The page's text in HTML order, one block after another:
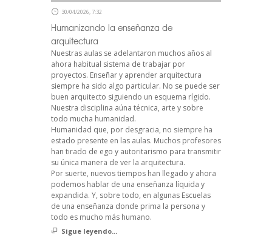
30/04/2026, 7:32
Humanizando la enseñanza de
arquitectura
Nuestras aulas se adelantaron muchos años al
ahora habitual sistema de trabajar por
proyectos. Enseñar y aprender arquitectura
siempre ha sido algo particular. No se puede ser
buen arquitecto siguiendo un esquema rígido.
Nuestra disciplina aúna técnica, arte y sobre
todo mucha humanidad.
Humanidad que, por desgracia, no siempre ha
estado presente en las aulas. Muchos profesores
han tirado de ego y autoritarismo para transmitir
su única manera de ver la arquitectura.
Por suerte, nuevos tiempos han llegado y ahora
podemos hablar de una enseñanza líquida y
expandida. Y, sobre todo, en algunas Escuelas
de una enseñanza donde prima la persona y
todo es mucho más humano.
Sigue leyendo...